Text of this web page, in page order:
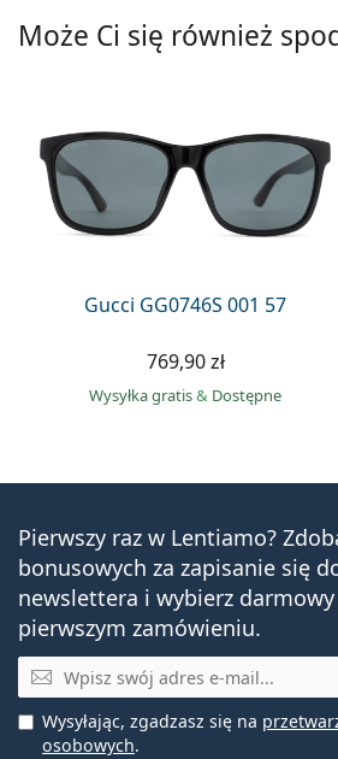
Może Ci się również
Gucci GG0746S 001 57
769,90 zł
Wysyłka gratis& Dostępne
Pierwszy raz w Lentiamo?
bonusowych za zapisanie się
newslettera i wybierz
pierwszym zamówieniu.
E-mail
Wysyłając, zgadzasz się na
osobowych.